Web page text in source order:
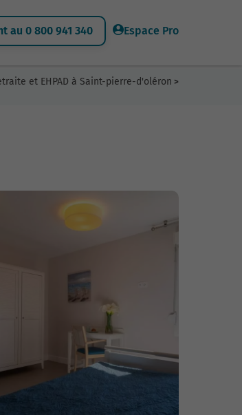
au 0 800 941 340 Espace Pro
et EHPAD à Saint-pierre-d'oléron >